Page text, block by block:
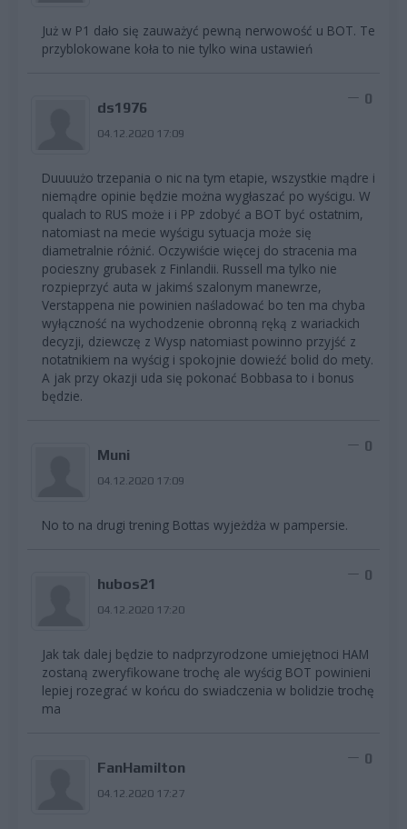
Już w P1 dało się zauważyć pewną nerwowość u BOT. Te
przyblokowane koła to nie tylko wina ustawień
ds1976
04.12.2020 17:09
0
Duuuużo trzepania o nic na tym etapie, wszystkie mądre i
niemądre opinie będzie można wygłaszać po wyścigu. W
qualach to RUS może i i PP zdobyć a BOT być ostatnim,
natomiast na mecie wyścigu sytuacja może się
diametralnie różnić. Oczywiście więcej do stracenia ma
pocieszny grubasek z Finlandii. Russell ma tylko nie
rozpieprzyć auta w jakimś szalonym manewrze,
Verstappena nie powinien naśladować bo ten ma chyba
wyłączność na wychodzenie obronną ręką z wariackich
decyzji, dziewczę z Wysp natomiast powinno przyjść z
notatnikiem na wyścig i spokojnie dowieźć bolid do mety.
A jak przy okazji uda się pokonać Bobbasa to i bonus
będzie.
Muni
04.12.2020 17:09
0
No to na drugi trening Bottas wyjeżdża w pampersie.
hubos21
04.12.2020 17:20
0
Jak tak dalej będzie to nadprzyrodzone umiejętnoci HAM
zostaną zweryfikowane trochę ale wyścig BOT powinieni
lepiej rozegrać w końcu do swiadczenia w bolidzie trochę
ma
FanHamilton
04.12.2020 17:27
0